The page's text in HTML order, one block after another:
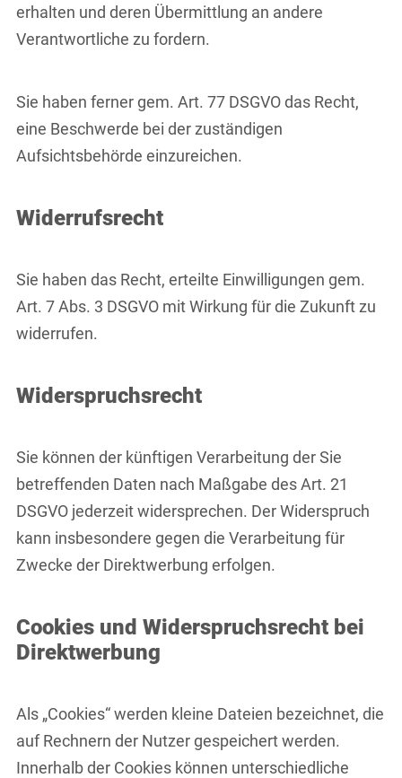
erhalten und deren Übermittlung an andere
Verantwortliche zu fordern.
Sie haben ferner gem. Art. 77 DSGVO das Recht,
eine Beschwerde bei der zuständigen
Aufsichtsbehörde einzureichen.
Widerrufsrecht
Sie haben das Recht, erteilte Einwilligungen gem.
Art. 7 Abs. 3 DSGVO mit Wirkung für die Zukunft zu
widerrufen.
Widerspruchsrecht
Sie können der künftigen Verarbeitung der Sie
betreffenden Daten nach Maßgabe des Art. 21
DSGVO jederzeit widersprechen. Der Widerspruch
kann insbesondere gegen die Verarbeitung für
Zwecke der Direktwerbung erfolgen.
Cookies und Widerspruchsrecht bei
Direktwerbung
Als „Cookies“ werden kleine Dateien bezeichnet, die
auf Rechnern der Nutzer gespeichert werden.
Innerhalb der Cookies können unterschiedliche